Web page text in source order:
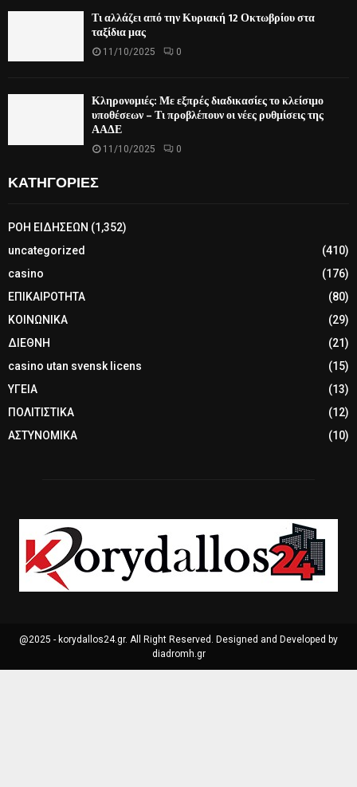
Τι αλλάζει από την Κυριακή 12 Οκτωβρίου στα
ταξίδια μας
11/10/2025 0
Κληρονομιές: Με εξπρές διαδικασίες το κλείσιμο
υποθέσεων – Τι προβλέπουν οι νέες ρυθμίσεις της
ΑΑΔΕ
11/10/2025 0
ΚΑΤΗΓΟΡΙΕΣ
ΡΟΗ ΕΙΔΗΣΕΩΝ (1,352)
uncategorized
(410)
casino
(176)
ΕΠΙΚΑΙΡΟΤΗΤΑ
(80)
ΚΟΙΝΩΝΙΚΑ
(29)
ΔΙΕΘΝΗ
(21)
casino utan svensk licens
(15)
ΥΓΕΙΑ
(13)
ΠΟΛΙΤΙΣΤΙΚΑ
(12)
ΑΣΤΥΝΟΜΙΚΑ
(10)
@2025 - korydallos24.gr. All Right Reserved. Designed and Developed by
diadromh.gr